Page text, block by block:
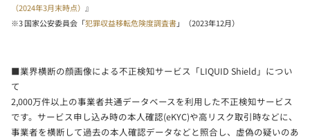
（2024年3月末時点） 』
※3 国家公安委員会「犯罪収益移転危険度調査書」（2023年12月）
■業界横断の顔画像による不正検知サービス「LIQUID Shield」につい
て
2,000万件以上の事業者共通データベースを利用した不正検知サービス
です。サービス申し込み時の本人確認(eKYC)や高リスク取引時などに、
事業者を横断して過去の本人確認データなどと照合し、虚偽の疑いのあ